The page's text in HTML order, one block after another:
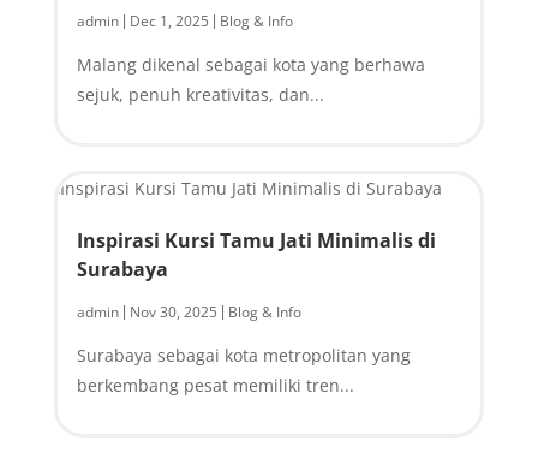
admin Dec 1, 2025 Blog & Info
Malang dikenal sebagai kota yang berhawa
sejuk, penuh kreativitas, dan...
Inspirasi Kursi Tamu Jati Minimalis di
Surabaya
admin Nov 30, 2025 Blog & Info
Surabaya sebagai kota metropolitan yang
berkembang pesat memiliki tren...